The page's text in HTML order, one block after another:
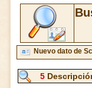
Nuevo dato de
5